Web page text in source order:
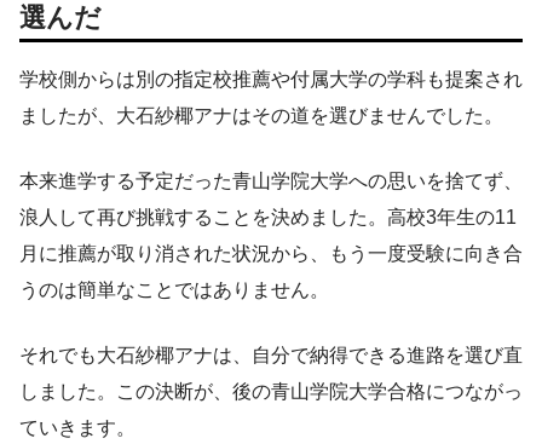
選んだ
学校側からは別の指定校推薦や付属大学の学科も提案され
ましたが、大石紗椰アナはその道を選びませんでした。
本来進学する予定だった青山学院大学への思いを捨てず、
浪人して再び挑戦することを決めました。高校3年生の11
月に推薦が取り消された状況から、もう一度受験に向き合
うのは簡単なことではありません。
それでも大石紗椰アナは、自分で納得できる進路を選び直
しました。この決断が、後の青山学院大学合格につながっ
ていきます。